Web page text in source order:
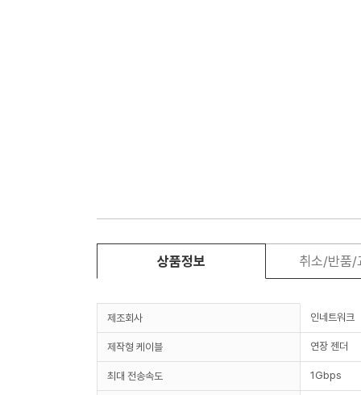
상품정보 취소/반품/
제조회사 인네트워크
제작형 케이블 연장 젠더
최대 전송속도 1Gbps